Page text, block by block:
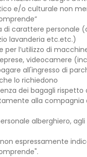
e/o culturale non
di carattere personale
lavanderia etc.etc.)
per l’utilizzo di
videocamere
all'ingresso di
lo richiedono
dei bagagli rispetto
alla compagnia
alberghiero,
espressamente